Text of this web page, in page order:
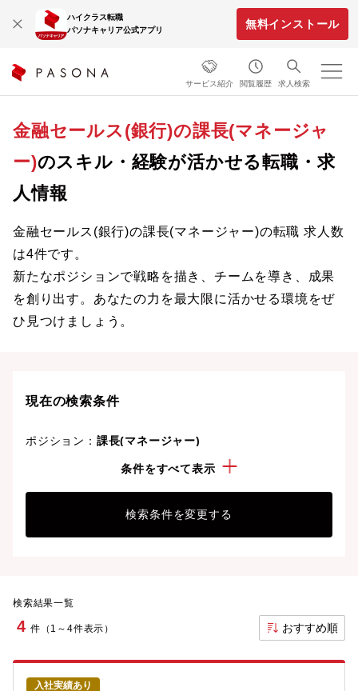
ハイクラス転職
パソナキャリア公式アプリ
無料インストール
サービス紹介 閲覧履歴 求人検索
金融セールス(銀行)の課長(マネージャ
ー)のスキル・経験が活かせる転職・求
人情報
金融セールス(銀行)の課長(マネージャー)の転職 求人数
は4件です。
新たなポジションで戦略を描き、チームを導き、成果
を創り出す。あなたの力を最大限に活かせる環境をぜ
ひ見つけましょう。
現在の検索条件
ポジション： 課長(マネージャー)
金融セールス(銀行)
条件をすべて表示
検索条件を変更する
検索結果一覧
4 件（1～4件表示） おすすめ順
入社実績あり